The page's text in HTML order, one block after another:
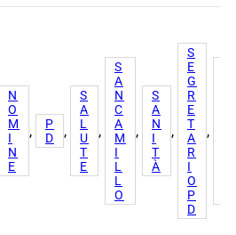
N
O
M
I
N
E
,
P
D
,
S
A
L
U
T
E
,
S
A
N
C
A
M
I
L
L
O
,
S
A
N
I
T
À
,
S
E
G
R
E
T
A
R
I
O
P
D
,